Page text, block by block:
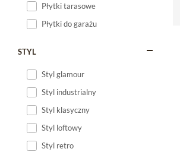
Płytki tarasowe
Płytki do garażu
STYL
Styl glamour
Styl industrialny
Styl klasyczny
Styl loftowy
Styl retro